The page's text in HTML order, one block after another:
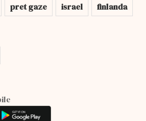
pret gaze israel
finlanda